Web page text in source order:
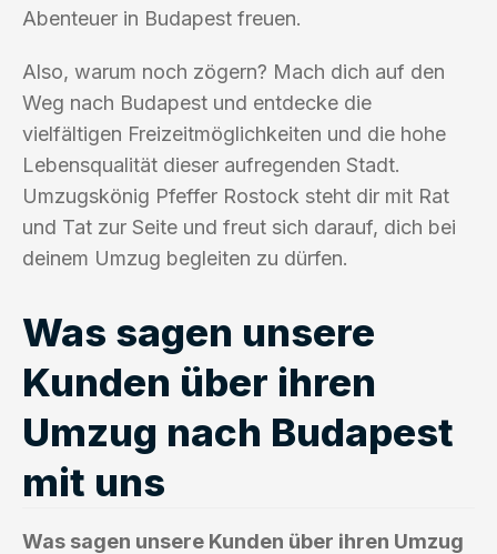
Abenteuer in Budapest freuen.
Also, warum noch zögern? Mach dich auf den
Weg nach Budapest und entdecke die
vielfältigen Freizeitmöglichkeiten und die hohe
Lebensqualität dieser aufregenden Stadt.
Umzugskönig Pfeffer Rostock steht dir mit Rat
und Tat zur Seite und freut sich darauf, dich bei
deinem Umzug begleiten zu dürfen.
Was sagen unsere
Kunden über ihren
Umzug nach Budapest
mit uns
Was sagen unsere Kunden über ihren Umzug